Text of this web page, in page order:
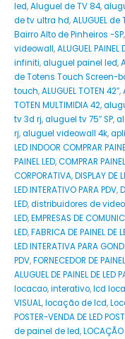
led,Aluguel de TV 84,
de tv ultra hd,ALUGUEL de
Bairro‎ Alto de Pinheiros‎ -SP,
videowall,ALUGUEL PAINEL
infiniti,aluguel painel led,
de Totens Touch Screen-
touch,ALUGUEL TOTEN 42″,
TOTEN MULTIMIDIA 42,
tv 3d rj,aluguel tv 75″ SP,
rj,aluguel videowall 4k,
LED INDOOR COMPRAR
PAINEL LED,COMPRAR
CORPORATIVA,DISPLAY DE
LED INTERATIVO PARA PDV,
LED,distribuidores de
LED,EMPRESAS DE
LED,FABRICA DE PAINEL DE
LED INTERATIVA PARA
PDV,FORNECEDOR DE
ALUGUEL DE PAINEL DE LED
locacao,interativo,lcd
VISUAL,locação de lcd,
POSTER-VENDA DE LED
de painel de led,LOCAÇÃO